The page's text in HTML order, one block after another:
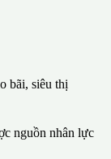
bãi, siêu thị
nguồn nhân lực